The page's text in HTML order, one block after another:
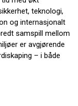
teknologi,
og internasjonalt
samspill mellom
er avgjørende
– i både